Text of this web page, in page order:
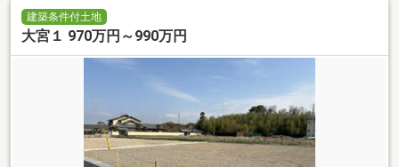
建築条件付土地
大宮１ 970万円～990万円